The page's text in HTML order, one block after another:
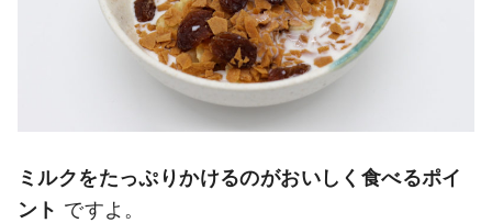
ミルクをたっぷりかけるのがおいしく食べるポイ
ント ですよ。